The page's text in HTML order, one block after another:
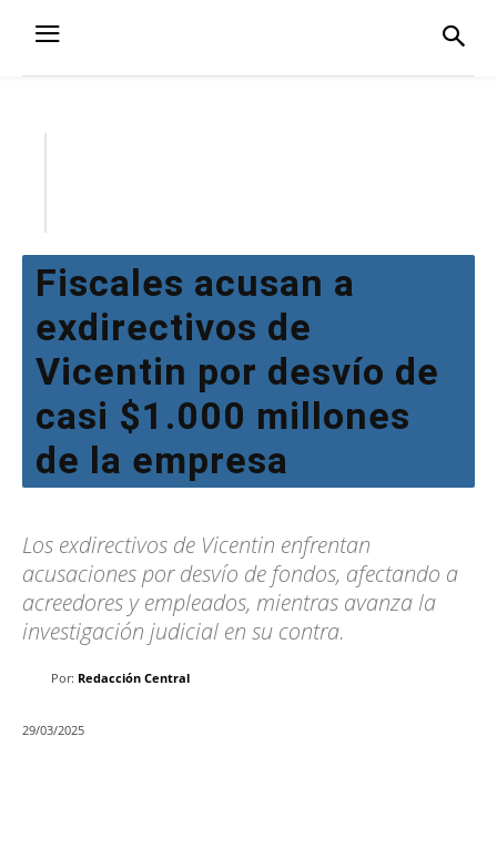
Fiscales acusan a
exdirectivos de
Vicentin por desvío de
casi $1.000 millones
de la empresa
Los exdirectivos de Vicentin enfrentan
acusaciones por desvío de fondos, afectando a
acreedores y empleados, mientras avanza la
investigación judicial en su contra.
Por: Redacción Central
29/03/2025